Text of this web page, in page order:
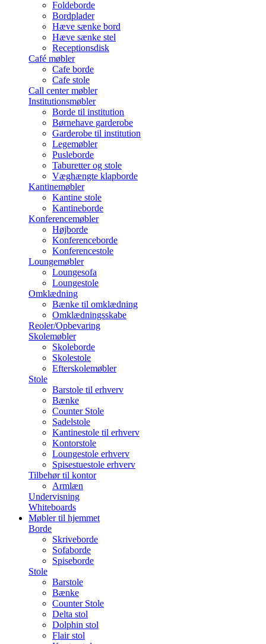
Foldeborde
Bordplader
Hæve sænke bord
Hæve sænke stel
Receptionsdisk
Café møbler
Cafe borde
Cafe stole
Call center møbler
Institutionsmøbler
Borde til institution
Børnehave garderobe
Garderobe til institution
Legemøbler
Pusleborde
Taburetter og stole
Væghængte klapborde
Kantinemøbler
Kantine stole
Kantineborde
Konferencemøbler
Højborde
Konferenceborde
Konferencestole
Loungemøbler
Loungesofa
Loungestole
Omklædning
Bænke til omklædning
Omklædningsskabe
Reoler/Opbevaring
Skolemøbler
Skoleborde
Skolestole
Efterskolemøbler
Stole
Barstole til erhverv
Bænke
Counter Stole
Sadelstole
Kantinestole til erhverv
Kontorstole
Loungestole erhverv
Spisestuestole erhverv
Tilbehør til kontor
Armlæn
Undervisning
Whiteboards
Møbler til hjemmet
Borde
Skriveborde
Sofaborde
Spiseborde
Stole
Barstole
Bænke
Counter Stole
Delta stol
Dolphin stol
Flair stol